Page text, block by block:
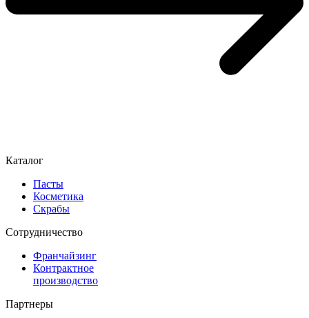
Каталог
Пасты
Косметика
Скрабы
Cотрудничество
Франчайзинг
Контрактное
производство
Партнеры